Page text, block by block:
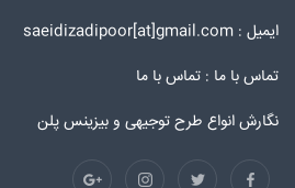
ایمیل : saeidizadipoor[at]gmail.com
تماس با ما : تماس با ما
نگارش انواع طرح توجیهی و بیزینس پلن